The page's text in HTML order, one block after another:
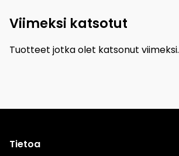
Viimeksi katsotut
Tuotteet jotka olet katsonut viimeksi.
Tietoa